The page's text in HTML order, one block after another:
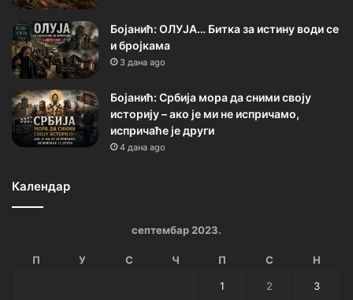
Бојанић: ОЛУЈА… Битка за истину води се
и бројкама
3 дана ago
Бојанић: Србија мора да сними своју
историју – ако је ми не испричамо,
испричаће је други
4 дана ago
Календар
септембар 2023.
П У С Ч П С Н
1 2 3